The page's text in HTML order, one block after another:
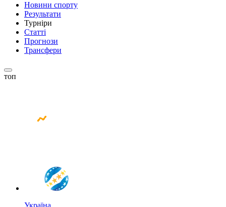
Новини спорту
Результати
Турніри
Статті
Прогнози
Трансфери
топ
Україна